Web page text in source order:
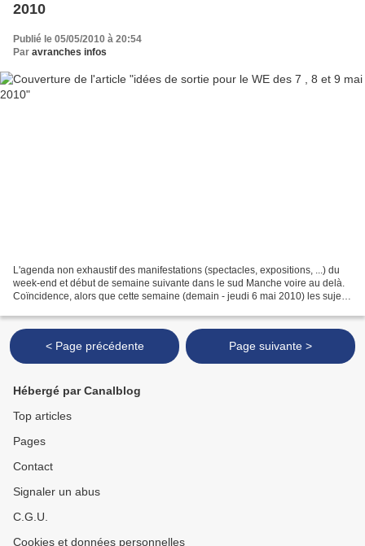
2010
Publié le 05/05/2010 à 20:54
Par avranches infos
L'agenda non exhaustif des manifestations (spectacles, expositions, ...) du
week-end et début de semaine suivante dans le sud Manche voire au delà.
Coïncidence, alors que cette semaine (demain - jeudi 6 mai 2010) les sujets
< Page précédente Page suivante >
Hébergé par Canalblog
Top articles
Pages
Contact
Signaler un abus
C.G.U.
Cookies et données personnelles